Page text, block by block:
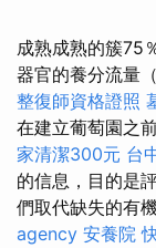
成熟成熟的簇75
器官的養分流量
整復師資格證照
在建立葡萄園之
家清潔300元 台
的信息，目的是
們取代缺失的有
agency 安養院